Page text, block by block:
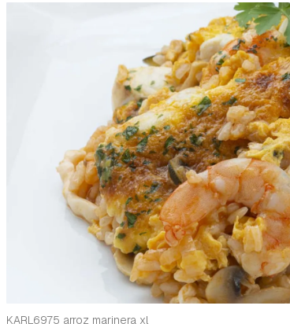
KARL6975 arroz marinera xl